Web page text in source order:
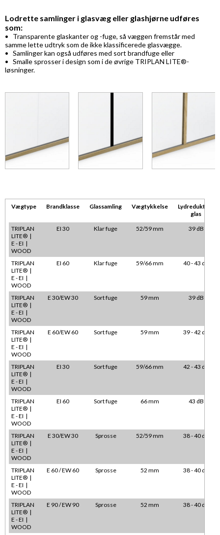
Lodrette samlinger i glasvæg eller glashjørne udføres
som:
• Transparente glaskanter og -fuge, så væggen fremstår med
samme lette udtryk som de ikke klassificerede glasvægge.
• Samlinger kan også udføres med sort brandfuge eller
• Smalle sprosser i design som i de øvrige TRIPLAN LITE®-
løsninger.
Vægtype Brandklasse Glassamling Vægtykkelse
Lydreduktion
glas
TRIPLAN
LITE® |
E - EI |
WOOD
EI 30 Klar fuge 52/59 mm 39 dB
TRIPLAN
LITE® |
E - EI |
WOOD
EI 60 Klar fuge 59/66 mm 40 - 43 dB
TRIPLAN
LITE® |
E - EI |
WOOD
E 30/EW 30 Sort fuge 59 mm 39 dB
TRIPLAN
LITE® |
E - EI |
WOOD
E 60/EW 60 Sort fuge 59 mm 39 - 42 dB
TRIPLAN
LITE® |
E - EI |
WOOD
EI 30 Sort fuge 59/66 mm 42 - 43 dB
TRIPLAN
LITE® |
E - EI |
WOOD
EI 60 Sort fuge 66 mm 43 dB
TRIPLAN
LITE® |
E - EI |
WOOD
E 30/EW 30 Sprosse 52/59 mm 38 - 40 dB
TRIPLAN
LITE® |
E - EI |
WOOD
E 60 / EW 60 Sprosse 52 mm 38 - 40 dB
TRIPLAN
LITE® |
E - EI |
WOOD
E 90 / EW 90 Sprosse 52 mm 38 - 40 dB